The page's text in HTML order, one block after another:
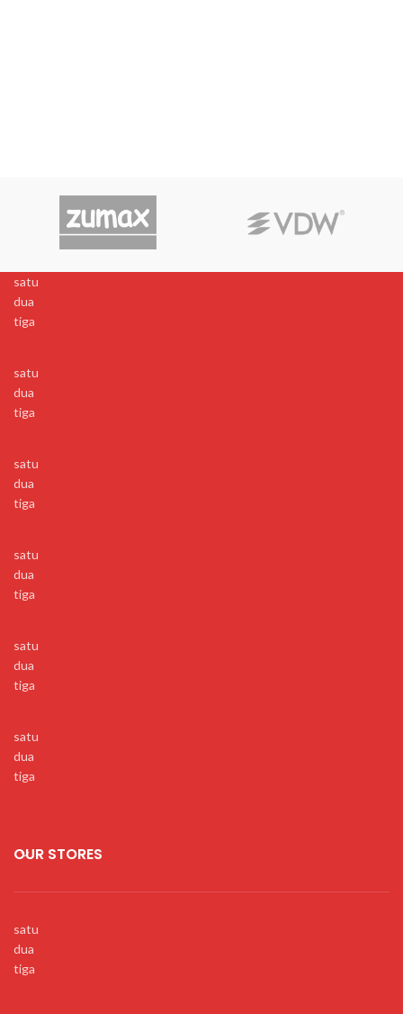
satu
dua
tiga
satu
dua
tiga
satu
dua
tiga
satu
dua
tiga
satu
dua
tiga
satu
dua
tiga
OUR STORES
satu
dua
tiga